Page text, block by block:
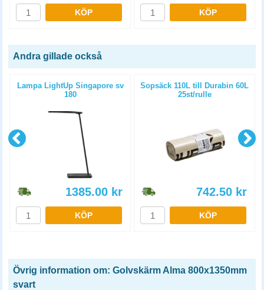
KÖP KÖP
Andra gillade också
Lampa LightUp Singapore sv
180
1385.00 kr
KÖP
Sopsäck 110L till Durabin 60L
25st/rulle
742.50 kr
KÖP
Övrig information om: Golvskärm Alma 800x1350mm
svart